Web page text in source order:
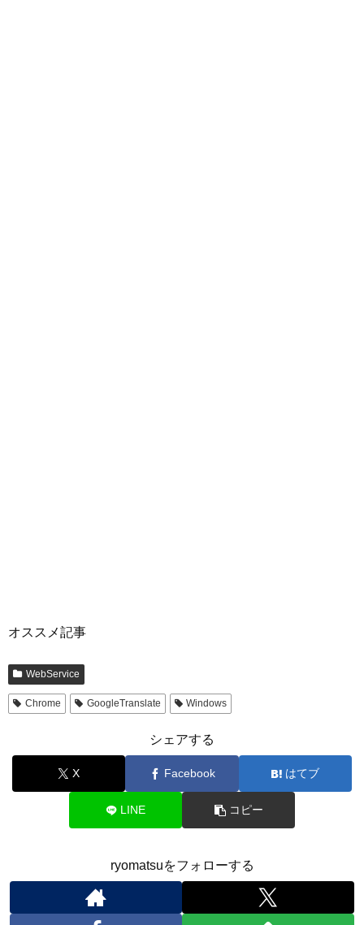
オススメ記事
WebService
Chrome GoogleTranslate Windows
シェアする
X Facebook はてブ
LINE コピー
ryomatsuをフォローする